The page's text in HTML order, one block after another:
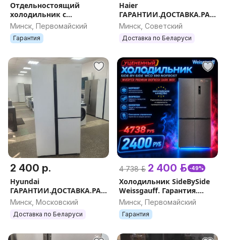
Отдельностоящий
холодильник с
инвертором Weissgauff
WSBS 550 Inverter NoFrost
Минск, Первомайский
Гарантия
Haier
ГАРАНТИИ.ДОСТАВКА.РАС
СРОЧКА.
Минск, Советский
Доставка по Беларуси
2 400 р.
Hyundai
ГАРАНТИИ.ДОСТАВКА.РАС
СРОЧКА.
Минск, Московский
Доставка по Беларуси
4 738 р. 2 400 р. -49%
Холодильник SideBySide
Weissgauff. Гарантия.
Доставка
Минск, Первомайский
Гарантия